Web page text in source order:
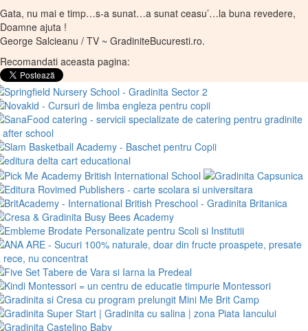
Gata, nu mai e timp…s-a sunat…a sunat ceasu’…la buna revedere,
Doamne ajuta !
George Salcieanu / TV ~ GradiniteBucuresti.ro.
Recomandati aceasta pagina: